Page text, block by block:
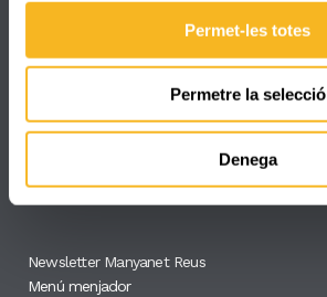
Permet-les totes
Permetre la selecció
Denega
Newsletter Manyanet Reus
Menú menjador